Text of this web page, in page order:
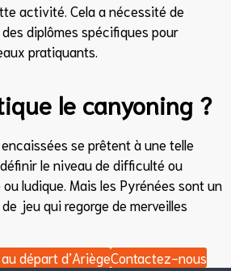
activité. Cela a nécessité de
diplômes spécifiques pour
pratiquants.
le canyoning ?
se prêtent à une telle
le niveau de difficulté ou
ludique. Mais les Pyrénées sont un
jeu qui regorge de merveilles
départ d’AriègeContactez-nous